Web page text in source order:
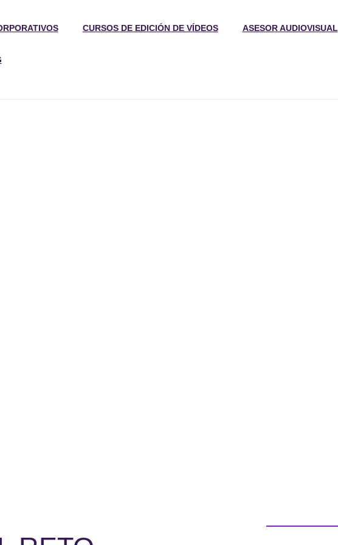
CURSOS DE EDICIÓN DE VÍDEOS ASESOR AUDIOVISUAL